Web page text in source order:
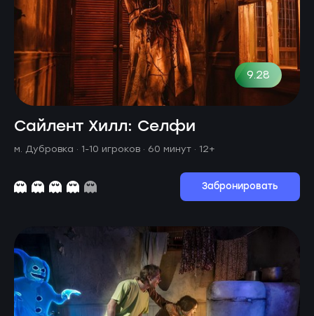
9.28
Сайлент Хилл: Селфи
м. Дубровка · 1-10 игроков · 60 минут · 12+
Забронировать